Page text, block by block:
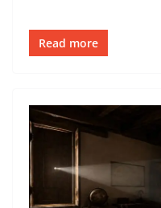
Read more